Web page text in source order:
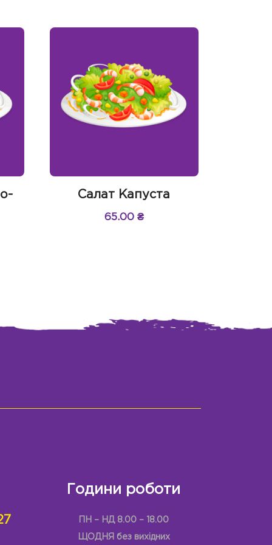
Салат Капуста
65.00 ₴
Години роботи
ПН – НД 8.00 – 18.00
ЩОДНЯ без вихідних